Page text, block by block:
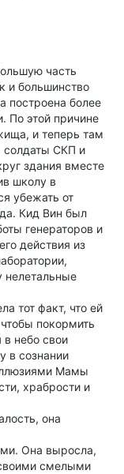
часть
и большинство
построена более
По этой причине
и теперь там
солдаты СКП и
здания вместе
школу в
убежать от
Кид Вин был
генераторов и
действия из
нелетальные
тот факт, что ей
покормить
небо свои
в сознании
Мамы
храбрости и
она
Она выросла,
смелыми